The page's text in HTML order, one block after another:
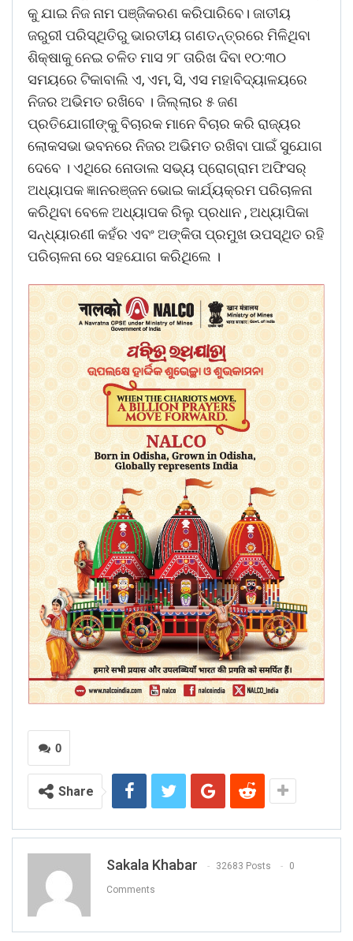
କୁ ଯାଇ ନିଜ ନାମ ପଞ୍ଜିକରଣ କରିପାରିବେ। ଜାତୀୟ
ଜରୁରୀ ପରିସ୍ଥିତିରୁ ଭାରତୀୟ ଗଣତନ୍ତ୍ରରେ ମିଳିଥିବା
ଶିକ୍ଷାକୁ ନେଇ ଚଳିତ ମାସ ୨୮ ତାରିଖ ଦିବା ୧୦:୩୦
ସମୟରେ ଟିକାବାଲି ଏ, ଏମ, ସି, ଏସ ମହାବିଦ୍ୟାଳୟରେ
ନିଜର ଅଭିମତ ରଖିବେ । ଜିଲ୍ଲାର ୫ ଜଣ
ପ୍ରତିଯୋଗୀଙ୍କୁ ବିଚାରକ ମାନେ ବିଚାର କରି ରାଜ୍ୟର
ଲୋକସଭା ଭବନରେ ନିଜର ଅଭିମତ ରଖିବା ପାଇଁ ସୁଯୋଗ
ଦେବେ । ଏଥିରେ ନୋଡାଲ ସଭ୍ୟ ପ୍ରୋଗ୍ରାମ ଅଫିସର୍
ଅଧ୍ୟାପକ ଜ୍ଞାନରଞ୍ଜନ ଭୋଇ କାର୍ଯ୍ୟକ୍ରମ ପରିଚାଳନା
କରିଥିବା ବେଳେ ଅଧ୍ୟାପକ ରିଲୁ ପ୍ରଧାନ , ଅଧ୍ୟାପିକା
ସନ୍ଧ୍ୟାରଣୀ କହଁର ଏବଂ ଅଙ୍କିତା ପ୍ରମୁଖ ଉପସ୍ଥିତ ରହି
ପରିଚାଳନା ରେ ସହଯୋଗ କରିଥିଲେ ।
0
Share
Sakala Khabar 32683 Posts 0
Comments